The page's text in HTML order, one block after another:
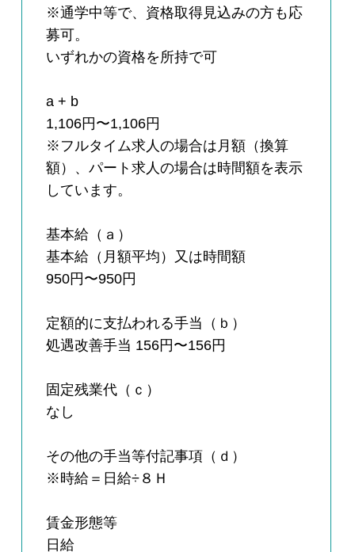
※通学中等で、資格取得見込みの方も応
募可。
いずれかの資格を所持で可
a + b
1,106円〜1,106円
※フルタイム求人の場合は月額（換算
額）、パート求人の場合は時間額を表示
しています。
基本給（ａ）
基本給（月額平均）又は時間額
950円〜950円
定額的に支払われる手当（ｂ）
処遇改善手当 156円〜156円
固定残業代（ｃ）
なし
その他の手当等付記事項（ｄ）
※時給＝日給÷８Ｈ
賃金形態等
日給